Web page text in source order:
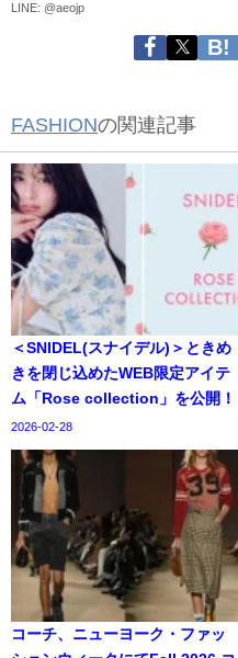
LINE: @aeojp
FASHIONの関連記事
＜SNIDEL(スナイデル)＞ときめ
きを閉じ込めたWEB限定アイテ
ム「Rose collection」を公開！
2026-02-28
コーチ、ニューヨーク・ファッ